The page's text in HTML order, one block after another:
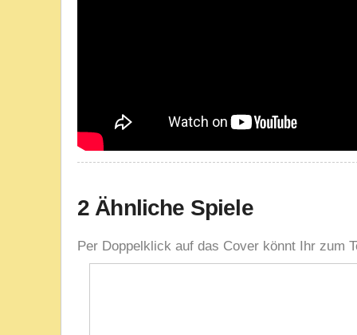
2 Ähnliche Spiele
Per Doppelklick auf das Cover könnt Ihr zum